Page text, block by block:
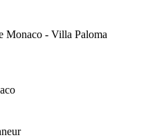
Monaco - Villa Paloma